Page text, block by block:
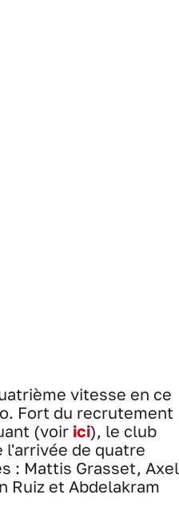
vitesse en ce
Fort du recrutement
(voir ici), le club
l'arrivée de quatre
: Mattis Grasset, Axel
Ruiz et Abdelakram